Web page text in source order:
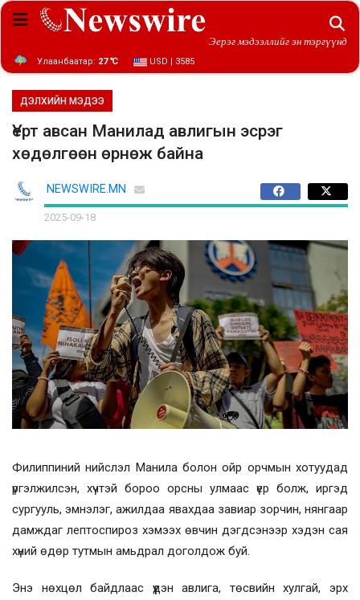
Эерэг мэдээллийг эн тэргүүнд
Улаанбаатар: 27 ℃ USD | 3585
ДЭЛХИЙН МЭДЭЭ
Үерт авсан Манилад авлигын эсрэг
хөдөлгөөн өрнөж байна
NEWSWIRE.MN
2025-09-18
Филиппиний нийслэл Манила болон ойр орчмын хотуудад
үргэлжилсэн, хүчтэй бороо орсны улмаас үер болж, иргэд
сургууль, эмнэлэг, ажилдаа явахдаа завиар зорчин, нянгаар
дамждаг лептоспироз хэмээх өвчин дэгдсэнээр хэдэн сая
хүний өдөр тутмын амьдрал доголдож буй.
Энэ нөхцөл байдлаас үүдэн авлига, төсвийн хулгай, эрх